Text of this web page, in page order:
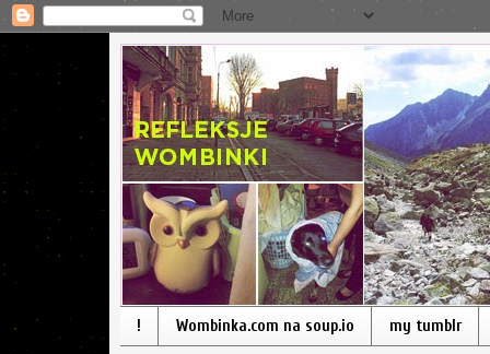
! Wombinka.com na soup.io my tumblr